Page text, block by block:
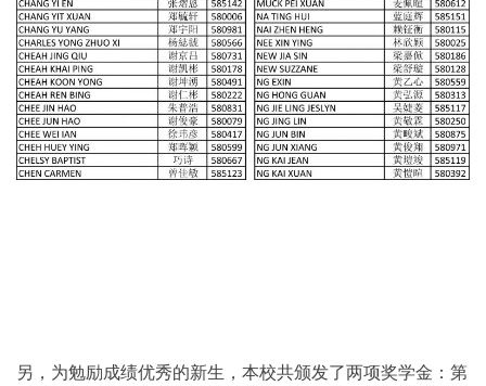
另，为勉励成绩优秀的新生，本校共颁发了两项奖学金：第